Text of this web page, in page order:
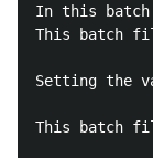
In this
This batch
Setting the
This batch